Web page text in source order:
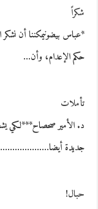
شكراً
*عباس بيضونيمكننا أن
حكم الإعدام، وأن…
تأملات
د. الأمير صحصاح***لكي
جديدة
حبال!